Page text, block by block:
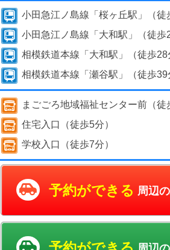
小田急江ノ島線「桜ヶ丘駅」（徒
小田急江ノ島線「大和駅」（徒歩
相模鉄道本線「大和駅」（徒歩28
相模鉄道本線「瀬谷駅」（徒歩39
まごごろ地域福祉センター前（徒
住宅入口（徒歩5分）
学校入口（徒歩7分）
予約ができる 周辺